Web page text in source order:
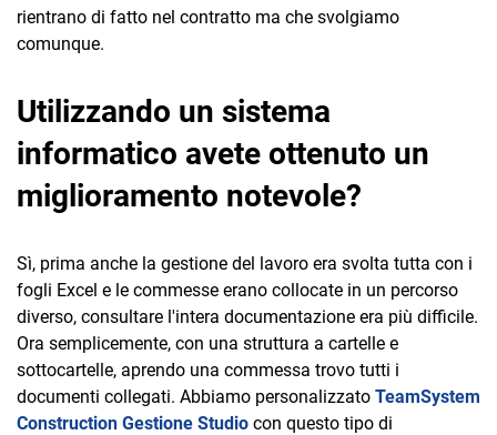
rientrano di fatto nel contratto ma che svolgiamo
comunque.
Utilizzando un sistema
informatico avete ottenuto un
miglioramento notevole?
Sì, prima anche la gestione del lavoro era svolta tutta con i
fogli Excel e le commesse erano collocate in un percorso
diverso, consultare l'intera documentazione era più difficile.
Ora semplicemente, con una struttura a cartelle e
sottocartelle, aprendo una commessa trovo tutti i
documenti collegati. Abbiamo personalizzato TeamSystem
Construction Gestione Studio con questo tipo di